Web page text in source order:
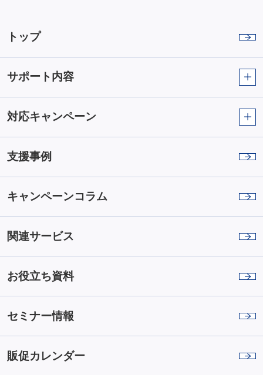
トップ
サポート内容
対応キャンペーン
支援事例
キャンペーンコラム
関連サービス
お役立ち資料
セミナー情報
販促カレンダー